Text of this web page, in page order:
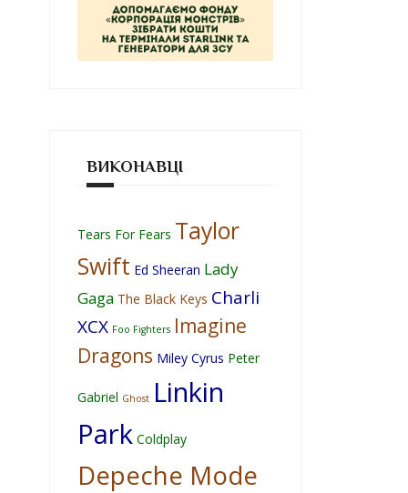
ВИКОНАВЦІ
Tears For Fears Taylor
Swift Ed Sheeran Lady
Gaga The Black Keys Charli
XCX Foo Fighters Imagine
Dragons Miley Cyrus Peter
Gabriel Ghost Linkin
Park Coldplay
Depeche Mode